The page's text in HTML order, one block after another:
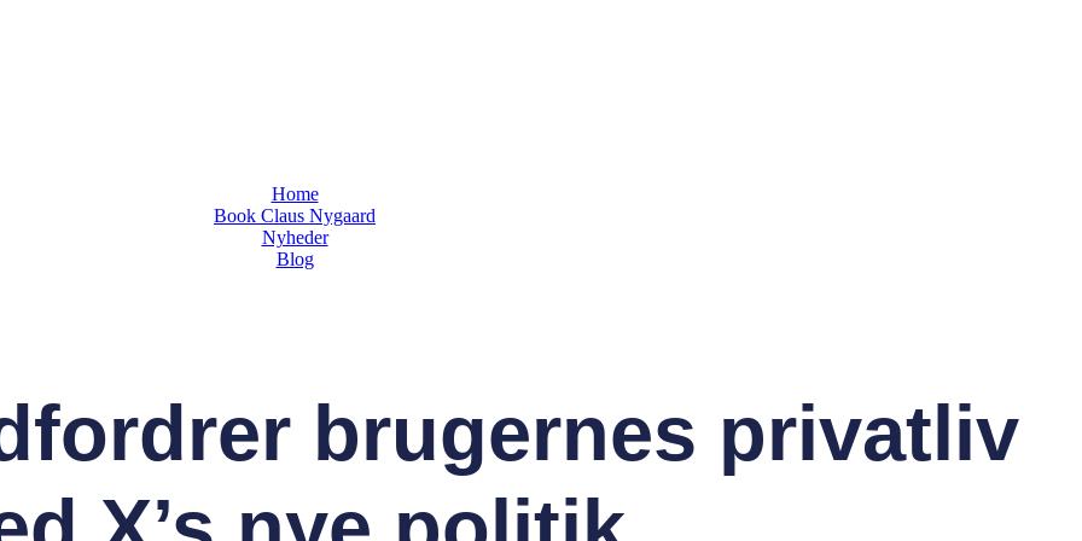
Home
Book Claus Nygaard
Nyheder
Blog
brugernes privatliv